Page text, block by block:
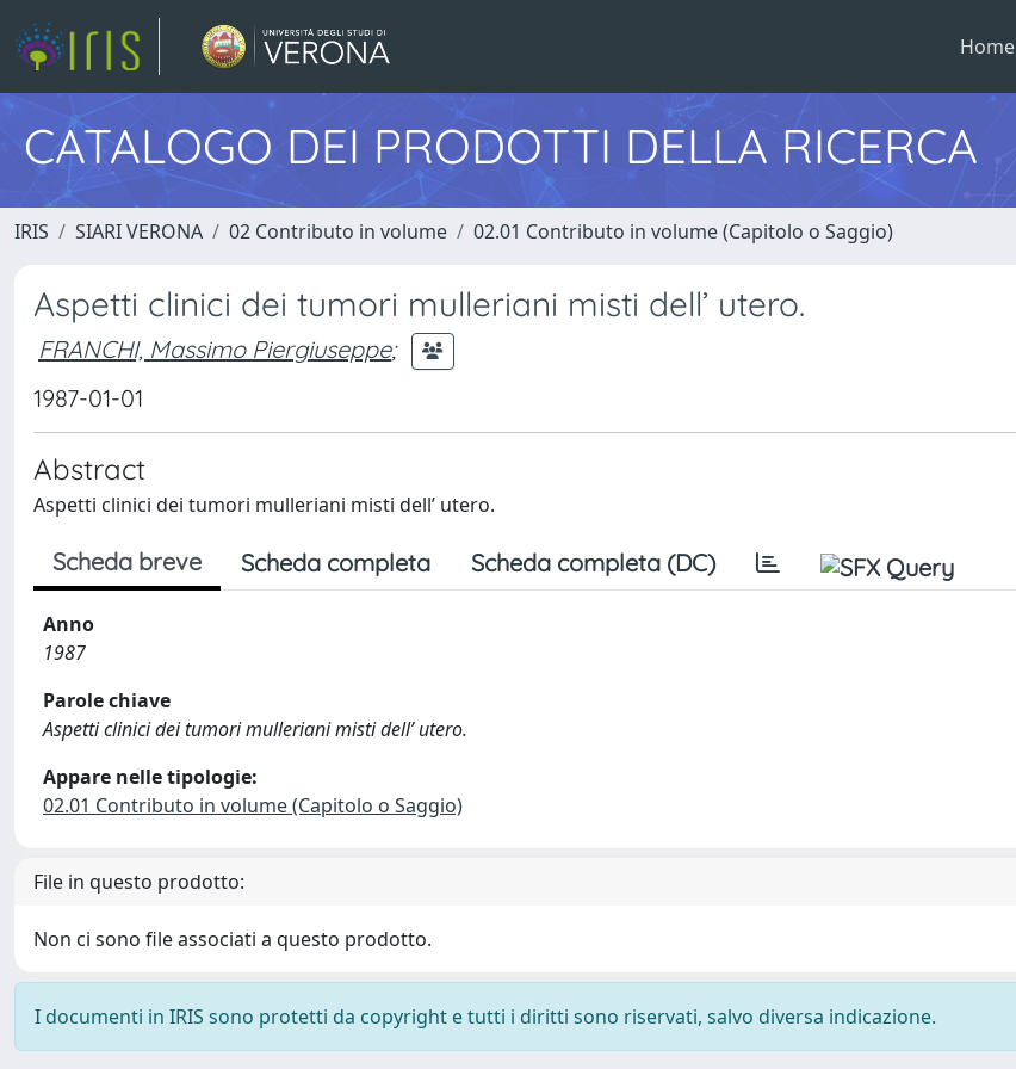
Home
CATALOGO DEI PRODOTTI DELLA RICERCA
IRIS SIARI VERONA 02 Contributo in volume 02.01 Contributo in volume (Capitolo o Saggio)
Aspetti clinici dei tumori mulleriani misti dell’ utero.
FRANCHI, Massimo Piergiuseppe;
1987-01-01
Abstract
Aspetti clinici dei tumori mulleriani misti dell’ utero.
Scheda breve Scheda completa Scheda completa (DC)
Anno
1987
Parole chiave
Aspetti clinici dei tumori mulleriani misti dell’ utero.
Appare nelle tipologie:
02.01 Contributo in volume (Capitolo o Saggio)
File in questo prodotto:
Non ci sono file associati a questo prodotto.
I documenti in IRIS sono protetti da copyright e tutti i diritti sono riservati, salvo diversa indicazione.